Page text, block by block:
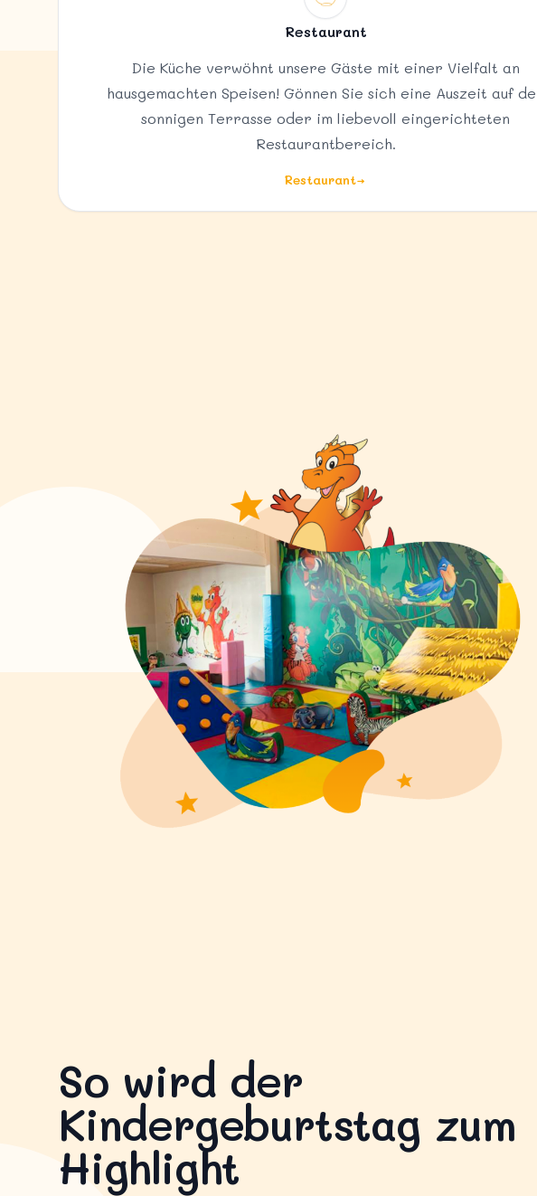
Restaurant
Die Küche verwöhnt unsere Gäste mit einer Vielfalt an
hausgemachten Speisen! Gönnen Sie sich eine Auszeit auf
sonnigen Terrasse oder im liebevoll eingerichteten
Restaurantbereich.
Restaurant→
So wird der
Kindergeburtstag zum
Highlight